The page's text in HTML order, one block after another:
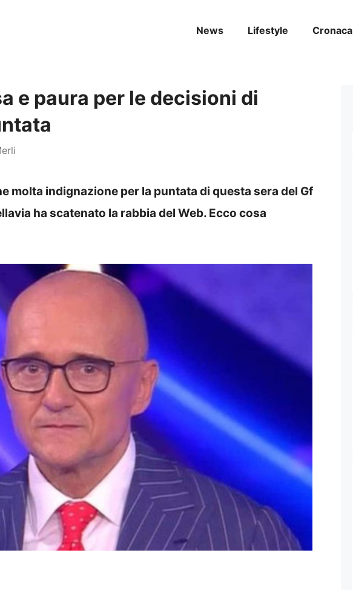
News Lifestyle Cronaca
e paura per le decisioni di
molta indignazione per la puntata di questa sera del Gf
ha scatenato la rabbia del Web. Ecco cosa